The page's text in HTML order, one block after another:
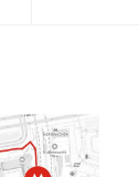
гарантию
и